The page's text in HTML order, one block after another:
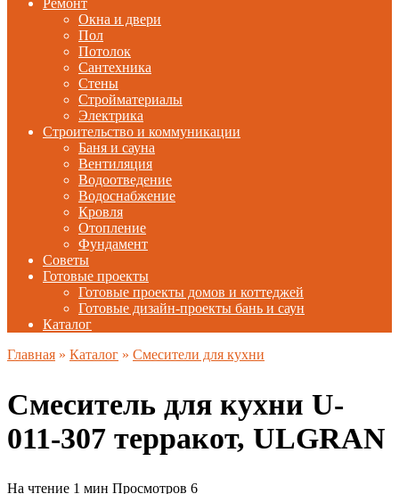
Ремонт
Окна и двери
Пол
Потолок
Сантехника
Стены
Стройматериалы
Электрика
Строительство и коммуникации
Баня и сауна
Вентиляция
Водоотведение
Водоснабжение
Кровля
Отопление
Фундамент
Советы
Готовые проекты
Готовые проекты домов и коттеджей
Готовые дизайн-проекты бань и саун
Каталог
Главная » Каталог » Смесители для кухни
Смеситель для кухни U-
011-307 терракот, ULGRAN
На чтение 1 мин Просмотров 6